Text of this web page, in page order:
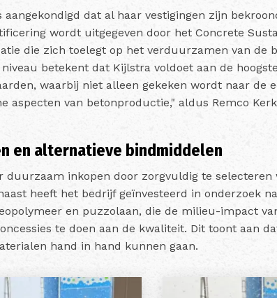
dat al haar vestigingen zijn
wordt uitgegeven door het Concrete
die zich toelegt op het verduurzamen van de
betekent dat Kijlstra voldoet aan de hoogste
waarbij niet alleen gekeken wordt naar de
aspecten van betonproductie," aldus Remco
en alternatieve bindmiddelen
duurzaam inkopen door zorgvuldig te selecteren
heeft het bedrijf geïnvesteerd in onderzoek
en puzzolaan, die de milieu-impact
te doen aan de kwaliteit. Dit toont aan
hand in hand kunnen gaan.